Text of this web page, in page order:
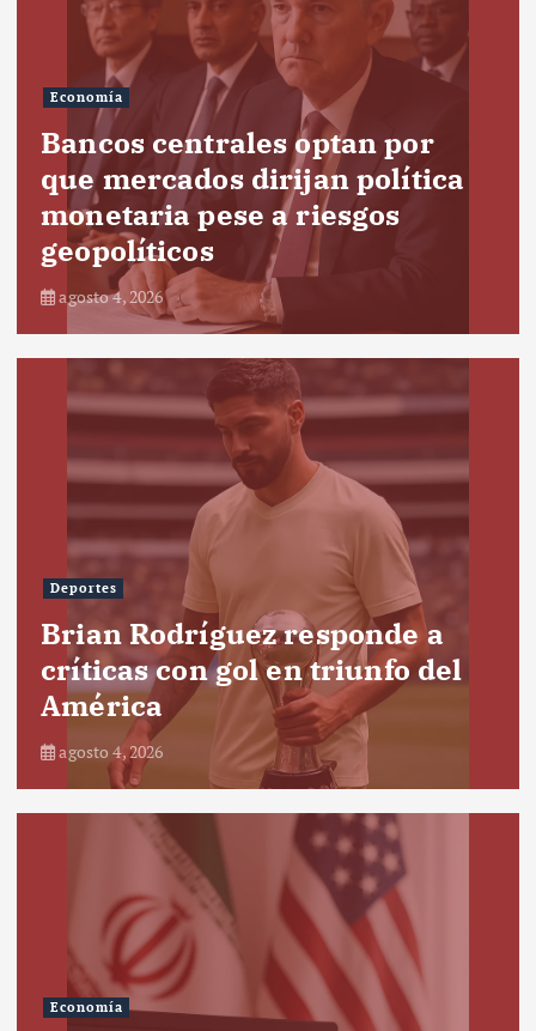
Economía
Bancos centrales optan por
que mercados dirijan política
monetaria pese a riesgos
geopolíticos
agosto 4, 2026
Deportes
Brian Rodríguez responde a
críticas con gol en triunfo del
América
agosto 4, 2026
Economía